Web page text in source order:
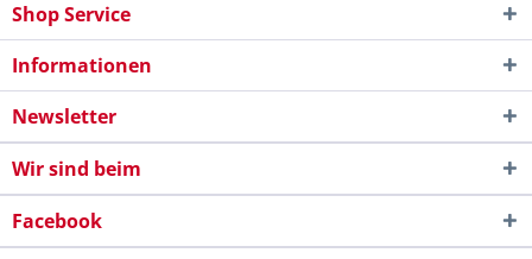
Shop Service
Informationen
Newsletter
Wir sind beim
Facebook